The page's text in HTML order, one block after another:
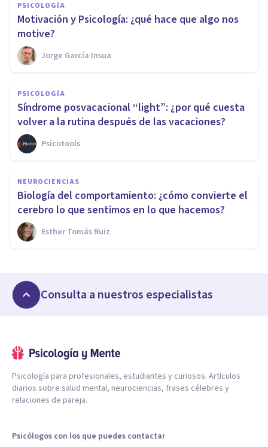
PSICOLOGÍA
Motivación y Psicología: ¿qué hace que algo nos
motive?
Jorge García Insua
PSICOLOGÍA
Síndrome posvacacional “light”: ¿por qué cuesta
volver a la rutina después de las vacaciones?
Psicotools
NEUROCIENCIAS
Biología del comportamiento: ¿cómo convierte el
cerebro lo que sentimos en lo que hacemos?
Esther Tomás Ruiz
Consulta a nuestros especialistas
Psicología para profesionales, estudiantes y curiosos. Artículos
diarios sobre salud mental, neurociencias, frases célebres y
relaciones de pareja.
Psicólogos con los que puedes contactar